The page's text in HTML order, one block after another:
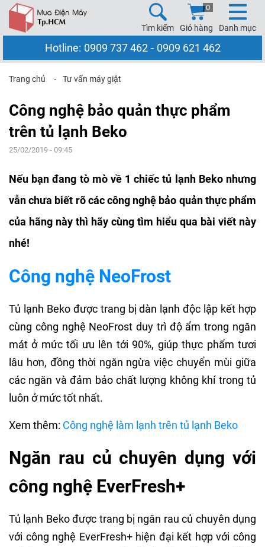
Tìm kiếm Giỏ hàng
0
Danh mục
Hotline: 0909 737 462 - 0909 621 462
Trang chủ ⁃ Tư vấn máy giặt
Công nghệ bảo quản thực phẩm
trên tủ lạnh Beko
25/02/2019 - 09:45
Nếu bạn đang tò mò về 1 chiếc tủ lạnh Beko nhưng
vẫn chưa biết rõ các công nghệ bảo quản thực phẩm
của hãng này thì hãy cùng tìm hiểu qua bài viết này
nhé!
Công nghệ NeoFrost
Tủ lạnh Beko được trang bị dàn lạnh độc lập kết hợp
cùng công nghệ NeoFrost duy trì độ ẩm trong ngăn
mát ở mức tối ưu lên tới 90%, giúp thực phẩm tươi
lâu hơn, đồng thời ngăn ngừa việc chuyển mùi giữa
các ngăn và đảm bảo chất lượng không khí trong tủ
luôn ở mức tốt nhất.
Xem thêm: Công nghệ làm lạnh trên tủ lạnh Beko
Ngăn rau củ chuyên dụng với
công nghệ EverFresh+
Tủ lạnh Beko được trang bị ngăn rau củ chuyên dụng
với công nghệ EverFresh+ hiện đại kết hợp với công